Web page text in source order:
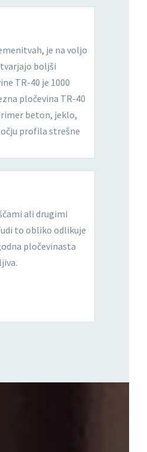
je na voljo
boljši
TR-40 je 1000
pločevina TR-40
beton, jeklo,
profila strešne
ali drugimi
to obliko odlikuje
pločevinasta